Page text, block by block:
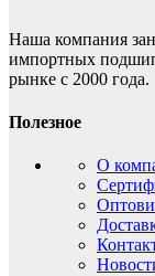
Наша компания
импортных
рынке с 2000 года.
Полезное
О